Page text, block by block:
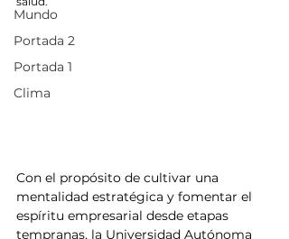
Mundo
Portada 2
Portada 1
Clima
Con el propósito de cultivar una
mentalidad estratégica y fomentar el
espíritu empresarial desde etapas
tempranas, la Universidad Autónoma